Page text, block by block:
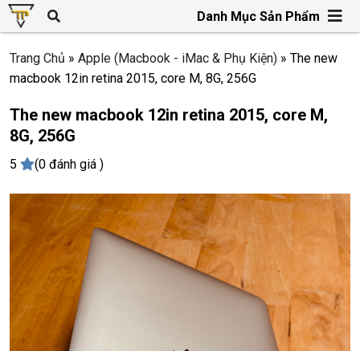
Danh Mục Sản Phẩm
Trang Chủ » Apple (Macbook - iMac & Phụ Kiện) » The new
macbook 12in retina 2015, core M, 8G, 256G
The new macbook 12in retina 2015, core M,
8G, 256G
5 (0 đánh giá )